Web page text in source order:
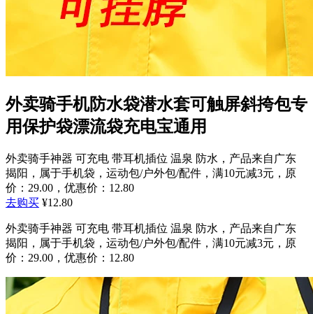
外卖骑手机防水袋潜水套可触屏斜挎包专
用保护袋漂流袋充电宝通用
外卖骑手神器 可充电 带耳机插位 温泉 防水，产品来自广东
揭阳，属于手机袋，运动包/户外包/配件，满10元减3元，原
价：29.00，优惠价：12.80
去购买 ¥12.80
外卖骑手神器 可充电 带耳机插位 温泉 防水，产品来自广东
揭阳，属于手机袋，运动包/户外包/配件，满10元减3元，原
价：29.00，优惠价：12.80